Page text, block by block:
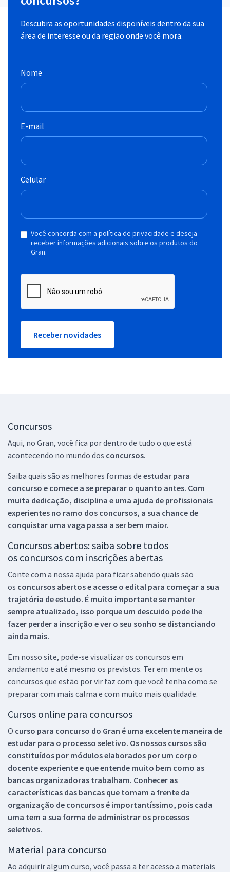
Descubra as oportunidades disponíveis dentro da sua
área de interesse ou da região onde você mora.
Nome
E-mail
Celular
Você concorda com a política de privacidade e deseja
receber informações adicionais sobre os produtos do
Gran.
Receber novidades
Concursos
Aqui, no Gran, você fica por dentro de tudo o que está
acontecendo no mundo dos concursos.
Saiba quais são as melhores formas de estudar para
concurso e comece a se preparar o quanto antes. Com
muita dedicação, disciplina e uma ajuda de profissionais
experientes no ramo dos concursos, a sua chance de
conquistar uma vaga passa a ser bem maior.
Concursos abertos: saiba sobre todos
os concursos com inscrições abertas
Conte com a nossa ajuda para ficar sabendo quais são
os concursos abertos e acesse o edital para começar a sua
trajetória de estudo. É muito importante se manter
sempre atualizado, isso porque um descuido pode lhe
fazer perder a inscrição e ver o seu sonho se distanciando
ainda mais.
Em nosso site, pode-se visualizar os concursos em
andamento e até mesmo os previstos. Ter em mente os
concursos que estão por vir faz com que você tenha como se
preparar com mais calma e com muito mais qualidade.
Cursos online para concursos
O curso para concurso do Gran é uma excelente maneira de
estudar para o processo seletivo. Os nossos cursos são
constituídos por módulos elaborados por um corpo
docente experiente e que entende muito bem como as
bancas organizadoras trabalham. Conhecer as
características das bancas que tomam a frente da
organização de concursos é importantíssimo, pois cada
uma tem a sua forma de administrar os processos
seletivos.
Material para concurso
Ao adquirir algum curso, você passa a ter acesso a materiais